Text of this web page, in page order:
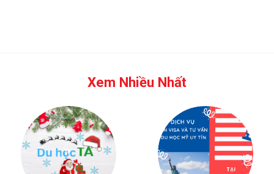
Xem Nhiều Nhất